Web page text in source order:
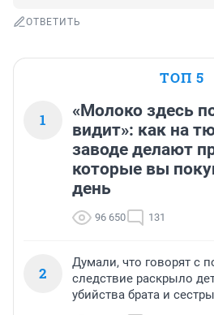
ОТВЕТИТЬ
ТОП 5
1
«Молоко здесь
видит»: как на
заводе делают
которые вы
день
96 650 131
2
Думали, что говорят с
следствие раскрыло
убийства брата и